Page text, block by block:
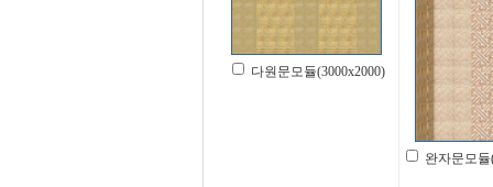
다원문모듈(3000x2000)
완자문모듈